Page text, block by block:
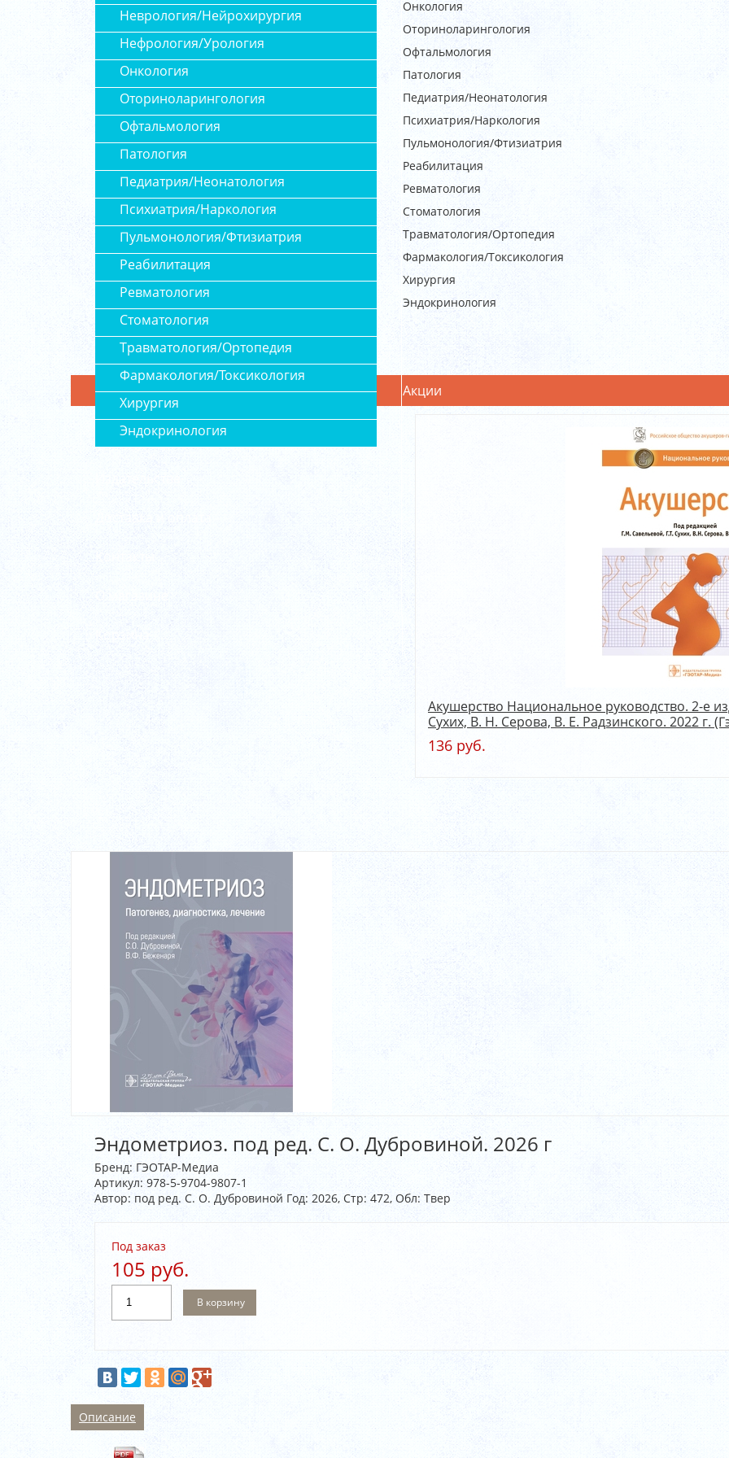
Неврология/Нейрохирургия
Нефрология/Урология
Онкология
Оториноларингология
Офтальмология
Патология
Педиатрия/Неонатология
Психиатрия/Наркология
Пульмонология/Фтизиатрия
Реабилитация
Ревматология
Стоматология
Травматология/Ортопедия
Фармакология/Токсикология
Хирургия
Эндокринология
Издательства
Доставка и оплата
Контакты
О магазине
Корзина
Онкология
Оториноларингология
Офтальмология
Патология
Педиатрия/Неонатология
Психиатрия/Наркология
Пульмонология/Фтизиатрия
Реабилитация
Ревматология
Стоматология
Травматология/Ортопедия
Фармакология/Токсикология
Хирургия
Эндокринология
Акции
Акушерство Национальное руководство. 2-е
Сухих, В. Н. Серова, В. Е. Радзинского. 2022 г.
136 руб.
Эндометриоз. под ред. С. О. Дубровиной. 2026 г
Бренд: ГЭОТАР-Медиа
Артикул: 978-5-9704-9807-1
Автор: под ред. С. О. Дубровиной Год: 2026, Стр: 472, Обл: Твер
Под заказ
105 руб.
В корзину
Описание